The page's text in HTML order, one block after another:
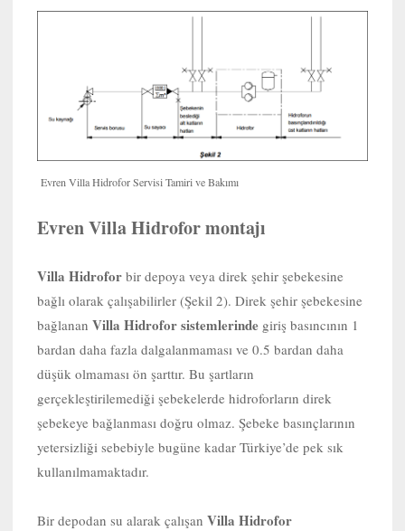
Evren Villa Hidrofor Servisi Tamiri ve Bakımı
Evren Villa Hidrofor montajı
Villa Hidrofor bir depoya veya direk şehir şebekesine
bağlı olarak çalışabilirler (Şekil 2). Direk şehir şebekesine
bağlanan Villa Hidrofor sistemlerinde giriş basıncının 1
bardan daha fazla dalgalanmaması ve 0.5 bardan daha
düşük olmaması ön şarttır. Bu şartların
gerçekleştirilemediği şebekelerde hidroforların direk
şebekeye bağlanması doğru olmaz. Şebeke basınçlarının
yetersizliği sebebiyle bugüne kadar Türkiye’de pek sık
kullanılmamaktadır.
Bir depodan su alarak çalışan Villa Hidrofor